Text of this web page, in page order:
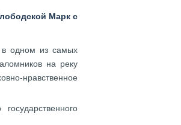
Марк с
в одном из самых
на реку
нравственное